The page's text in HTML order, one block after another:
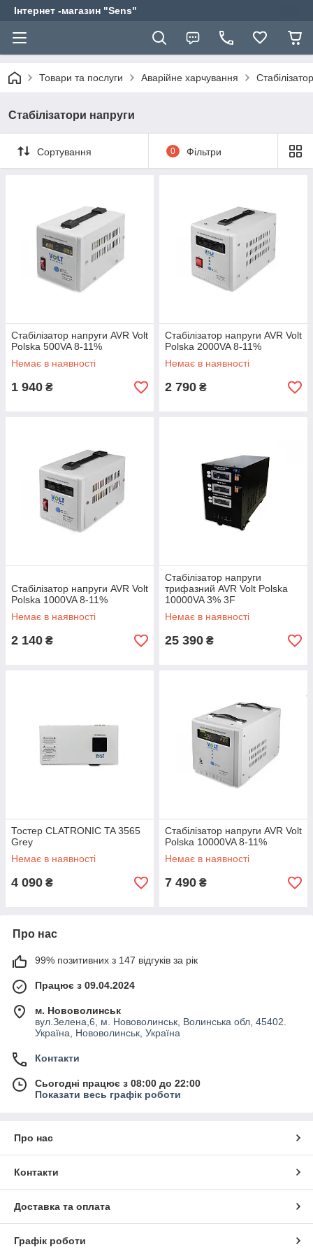
Інтернет -магазин "Sens"
Товари та послуги Аварійне харчування
Стабілізатори напруги
Сортування 0 Фільтри
Стабілізатор напруги AVR Volt
Polska 500VA 8-11%
Немає в наявності
1 940 ₴
Стабілізатор напруги AVR Volt
Polska 2000VA 8-11%
Немає в наявності
2 790 ₴
Стабілізатор напруги AVR Volt
Polska 1000VA 8-11%
Немає в наявності
2 140 ₴
Стабілізатор напруги
трифазний AVR Volt Polska
10000VA 3% 3F
Немає в наявності
25 390 ₴
Тостер CLATRONIC TA 3565
Grey
Немає в наявності
4 090 ₴
Стабілізатор напруги AVR Volt
Polska 10000VA 8-11%
Немає в наявності
7 490 ₴
Про нас
99% позитивних з 147 відгуків за рік
Працює з 09.04.2024
м. Нововолинськ
вул.Зелена,6, м. Нововолинськ, Волинська обл, 45402.
Україна, Нововолинськ, Україна
Контакти
Сьогодні працює з 08:00 до 22:00
Показати весь графік роботи
Про нас
Контакти
Доставка та оплата
Графік роботи